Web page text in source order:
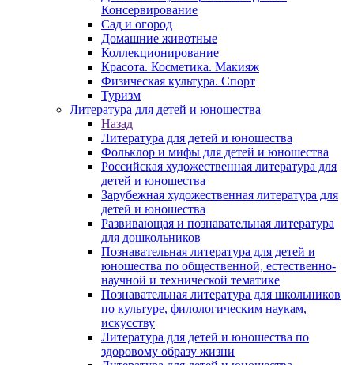
Консервирование
Сад и огород
Домашние животные
Коллекционирование
Красота. Косметика. Макияж
Физическая культура. Спорт
Туризм
Литература для детей и юношества
Назад
Литература для детей и юношества
Фольклор и мифы для детей и юношества
Российская художественная литература для
детей и юношества
Зарубежная художественная литература для
детей и юношества
Развивающая и познавательная литература
для дошкольников
Познавательная литература для детей и
юношества по общественной, естественно-
научной и технической тематике
Познавательная литература для школьников
по культуре, филологическим наукам,
искусству
Литература для детей и юношества по
здоровому образу жизни